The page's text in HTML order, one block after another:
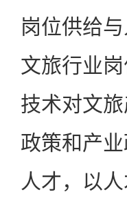
岗位供给
文旅行业
技术对文
政策和产
人才，以